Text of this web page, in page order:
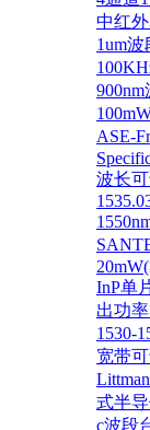
中红
1um
ASE-
波长
InP单
出功
1530-
宽带
式半
c波段